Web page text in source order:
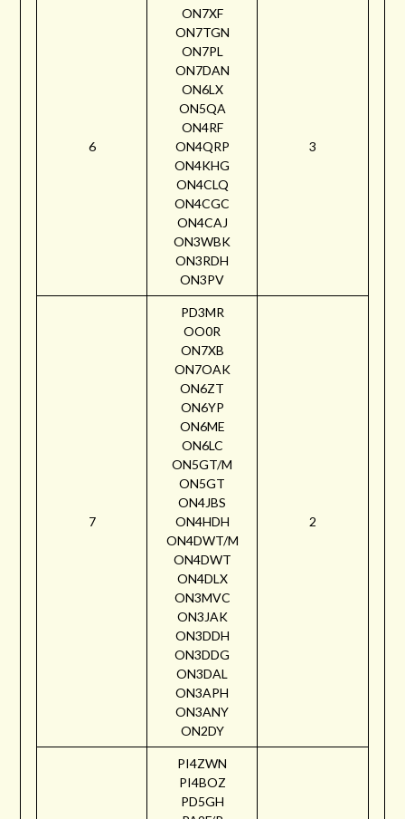
6
ON7XF
ON7TGN
ON7PL
ON7DAN
ON6LX
ON5QA
ON4RF
ON4QRP
ON4KHG
ON4CLQ
ON4CGC
ON4CAJ
ON3WBK
ON3RDH
ON3PV
3
7
PD3MR
OO0R
ON7XB
ON7OAK
ON6ZT
ON6YP
ON6ME
ON6LC
ON5GT/M
ON5GT
ON4JBS
ON4HDH
ON4DWT/M
ON4DWT
ON4DLX
ON3MVC
ON3JAK
ON3DDH
ON3DDG
ON3DAL
ON3APH
ON3ANY
ON2DY
2
PI4ZWN
PI4BOZ
PD5GH